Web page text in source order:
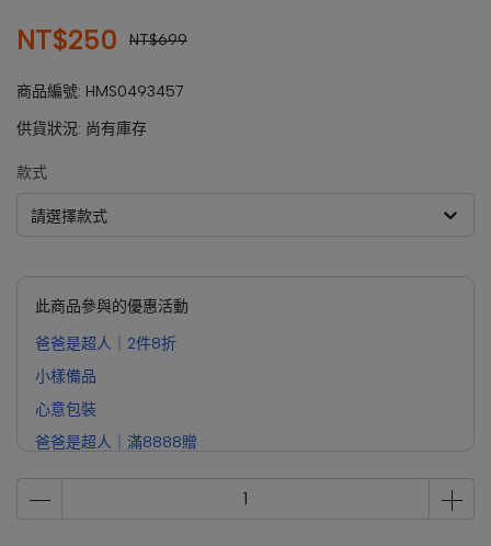
NT$250 NT$699
商品編號: HMS0493457
供貨狀況: 尚有庫存
款式
請選擇款式
此商品參與的優惠活動
爸爸是超人｜2件8折
小樣備品
心意包裝
爸爸是超人｜滿8888贈